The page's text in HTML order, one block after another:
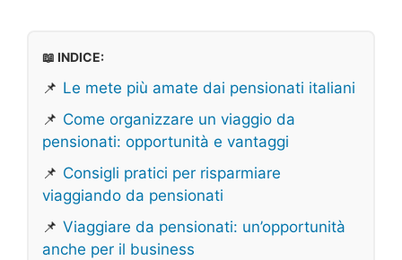
📖 INDICE:
📌 Le mete più amate dai pensionati italiani
📌 Come organizzare un viaggio da
pensionati: opportunità e vantaggi
📌 Consigli pratici per risparmiare
viaggiando da pensionati
📌 Viaggiare da pensionati: un’opportunità
anche per il business